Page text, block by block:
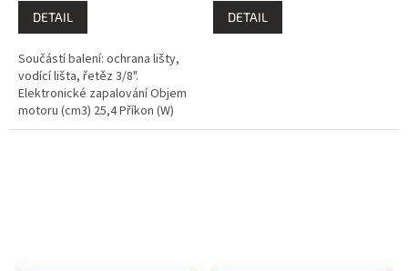
DETAIL
Součástí balení: ochrana lišty,
vodící lišta, řetěz 3/8".
Elektronické zapalování Objem
motoru (cm3) 25,4 Příkon (W)
900 Délka lišty (mm) 305 Otáčky
DETAIL